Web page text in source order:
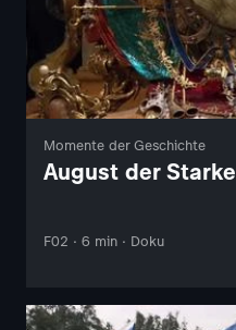
Momente der Geschichte
August der Starke
F02 · 6 min · Doku